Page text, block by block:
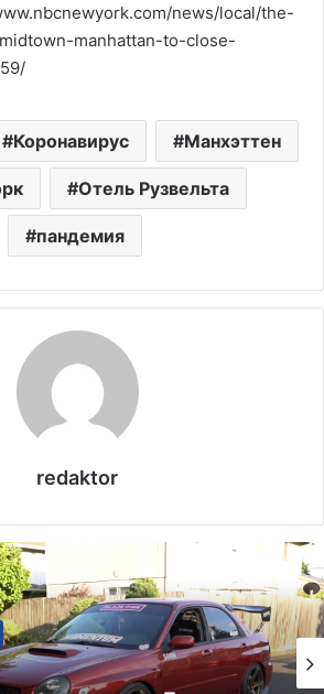
news/local/the-
manhattan-to-close-
Коронавирус Манхэттен
Отель Рузвельта
пандемия
redaktor